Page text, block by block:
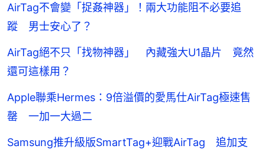
AirTag不會變「捉姦神器」！兩大功能阻不必要追
蹤 男士安心了？
AirTag絕不只「找物神器」 內藏強大U1晶片 竟然
還可這樣用？
Apple聯乘Hermes：9倍溢價的愛馬仕AirTag極速售
罄 一加一大過二
Samsung推升級版SmartTag+迎戰AirTag 追加支